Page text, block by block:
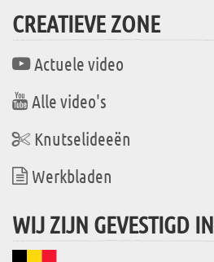
CREATIEVE ZONE
Actuele video
Alle video's
Knutselideeën
Werkbladen
WIJ ZIJN GEVESTIGD IN